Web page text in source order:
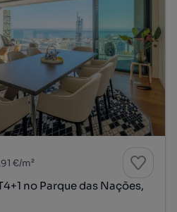
€/m²
no Parque das Nações,